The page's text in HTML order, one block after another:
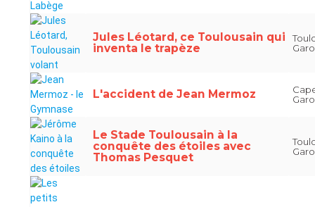
Jules Léotard, ce Toulousain qui
inventa le trapèze
L'accident de Jean Mermoz
Le Stade Toulousain à la
conquête des étoiles avec
Thomas Pesquet